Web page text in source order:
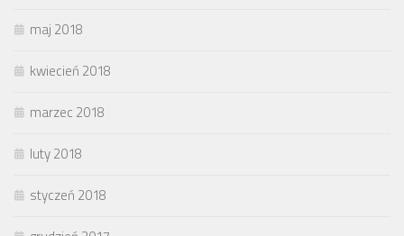
maj 2018
kwiecień 2018
marzec 2018
luty 2018
styczeń 2018